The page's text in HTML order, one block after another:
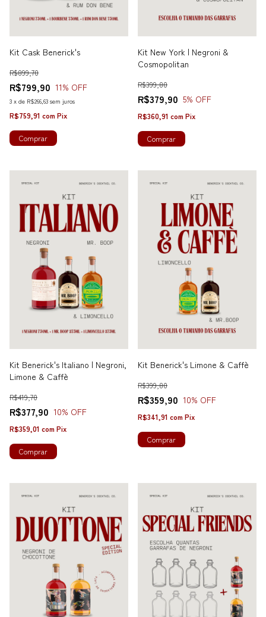
Kit Cask Benerick's
R$799,90
R$899,70
11% OFF
3 x de R$266,63 sem juros
R$759,91 com Pix
Kit New York | Negroni &
Cosmopolitan
R$379,90
R$399,80
5% OFF
R$360,91 com Pix
Comprar
Kit Benerick's Italiano | Negroni,
Limone & Caffè
R$377,90
R$419,70
10% OFF
R$359,01 com Pix
Kit Benerick's Limone & Caffè
R$359,90
R$399,80
10% OFF
R$341,91 com Pix
Comprar